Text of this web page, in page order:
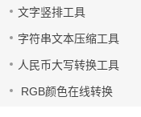
文字竖排工具
字符串文本压缩工具
人民币大写转换工具
RGB颜色在线转换